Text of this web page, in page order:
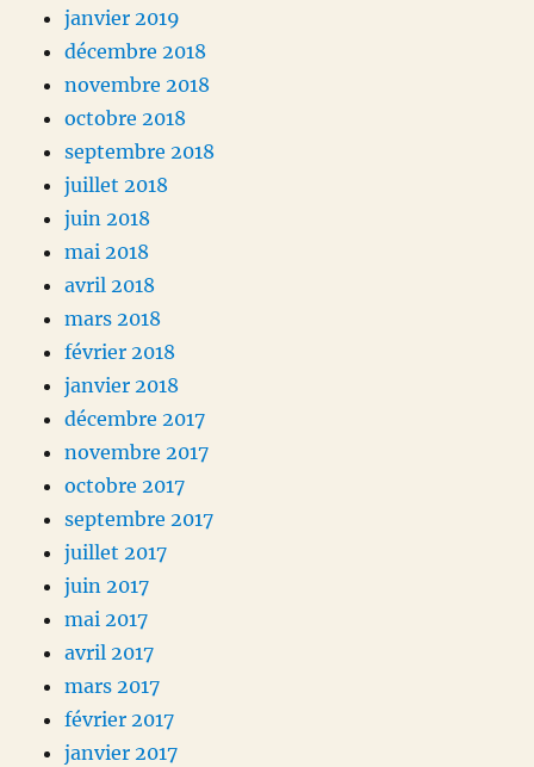
janvier 2019
décembre 2018
novembre 2018
octobre 2018
septembre 2018
juillet 2018
juin 2018
mai 2018
avril 2018
mars 2018
février 2018
janvier 2018
décembre 2017
novembre 2017
octobre 2017
septembre 2017
juillet 2017
juin 2017
mai 2017
avril 2017
mars 2017
février 2017
janvier 2017